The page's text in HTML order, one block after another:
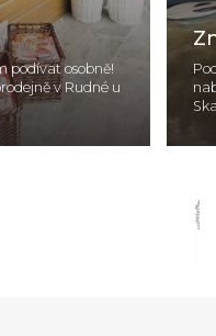
podívat osobně!
v Rudné u